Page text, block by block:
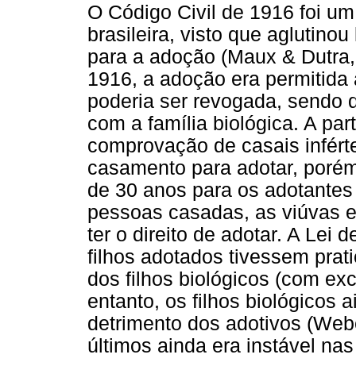
O Código Civil de 1916 foi
brasileira, visto que
para a adoção (Maux &
1916, a adoção era
poderia ser revogada, sendo
com a família biológica. A
comprovação de casais
casamento para adotar,
de 30 anos para os
pessoas casadas, as viúvas
ter o direito de adotar. A Lei
filhos adotados tivessem
dos filhos biológicos (com
entanto, os filhos biológicos
detrimento dos adotivos
últimos ainda era instável